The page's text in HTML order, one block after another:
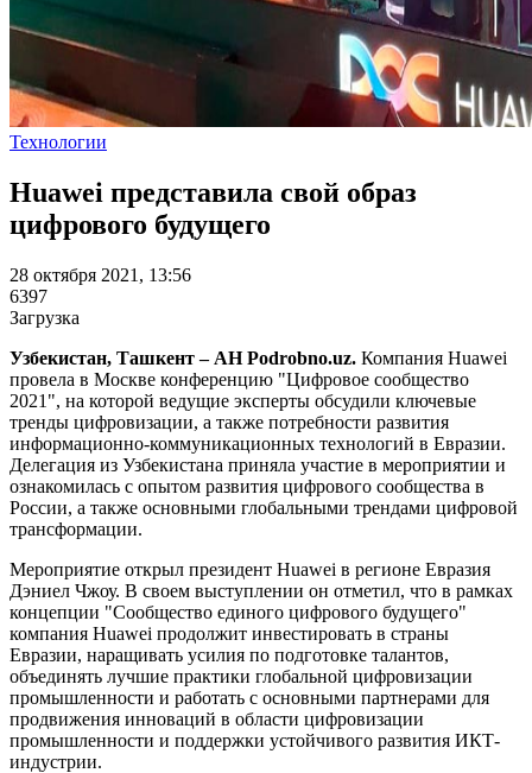
Технологии
Huawei представила свой образ
цифрового будущего
28 октября 2021, 13:56
6397
Загрузка
Узбекистан, Ташкент – АН Podrobno.uz. Компания Huawei
провела в Москве конференцию "Цифровое сообщество
2021", на которой ведущие эксперты обсудили ключевые
тренды цифровизации, а также потребности развития
информационно-коммуникационных технологий в Евразии.
Делегация из Узбекистана приняла участие в мероприятии и
ознакомилась с опытом развития цифрового сообщества в
России, а также основными глобальными трендами цифровой
трансформации.
Мероприятие открыл президент Huawei в регионе Евразия
Дэниел Чжоу. В своем выступлении он отметил, что в рамках
концепции "Сообщество единого цифрового будущего"
компания Huawei продолжит инвестировать в страны
Евразии, наращивать усилия по подготовке талантов,
объединять лучшие практики глобальной цифровизации
промышленности и работать с основными партнерами для
продвижения инноваций в области цифровизации
промышленности и поддержки устойчивого развития ИКТ-
индустрии.